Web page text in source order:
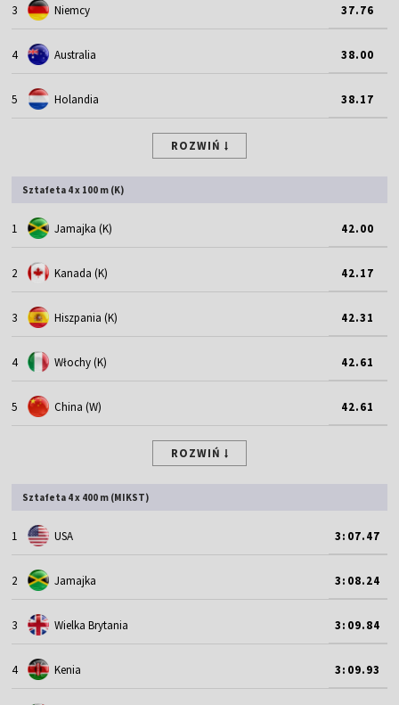
3 Niemcy 37.76
4 Australia 38.00
5 Holandia 38.17
ROZWIŃ
Sztafeta 4 x 100 m (K)
1 Jamajka (K) 42.00
2 Kanada (K) 42.17
3 Hiszpania (K) 42.31
4 Włochy (K) 42.61
5 China (W) 42.61
ROZWIŃ
Sztafeta 4 x 400 m (MIKST)
1 USA 3:07.47
2 Jamajka 3:08.24
3 Wielka Brytania 3:09.84
4 Kenia 3:09.93